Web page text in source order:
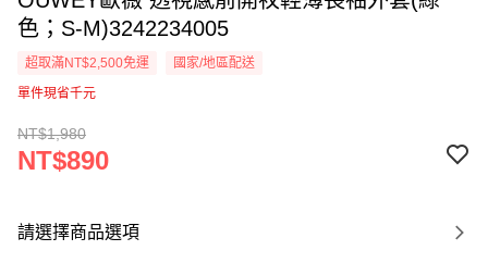
色；S-M)3242234005
超取滿NT$2,500免運
國家/地區配送
單件現省千元
NT$1,980
NT$890
請選擇商品選項